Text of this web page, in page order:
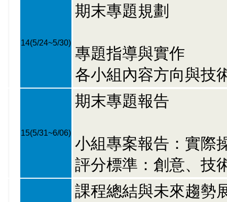
14(5/24~5/30)
期末專題規劃
專題指導與實作
各小組內容方向與技
15(5/31~6/06)
期末專題報告
小組專案報告：實際
評分標準：創意、技
課程總結與未來趨勢